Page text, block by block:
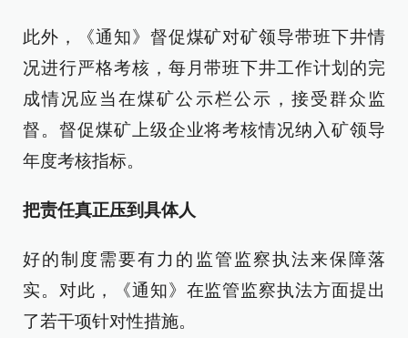
此外，《通知》督促煤矿对矿领导带班下井情
况进行严格考核，每月带班下井工作计划的完
成情况应当在煤矿公示栏公示，接受群众监
督。督促煤矿上级企业将考核情况纳入矿领导
年度考核指标。
把责任真正压到具体人
好的制度需要有力的监管监察执法来保障落
实。对此，《通知》在监管监察执法方面提出
了若干项针对性措施。